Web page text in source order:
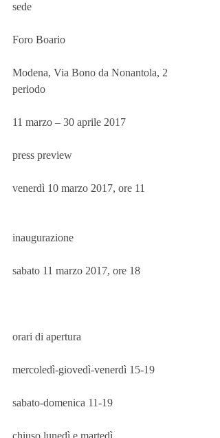
sede
Foro Boario
Modena, Via Bono da Nonantola, 2
periodo
11 marzo – 30 aprile 2017
press preview
venerdì 10 marzo 2017, ore 11
inaugurazione
sabato 11 marzo 2017, ore 18
orari di apertura
mercoledì-giovedì-venerdì 15-19
sabato-domenica 11-19